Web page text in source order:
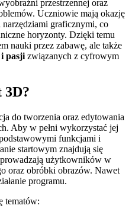
przestrzennej oraz
Uczniowie mają okazję
graficznymi, co
horyzonty. Dzięki temu
nauki przez zabawę, ale także
pasji związanych z cyfrowym
3D?
do tworzenia oraz edytowania
Aby w pełni wykorzystać jej
funkcjami i
startowym znajdują się
użytkowników w
oraz obróbki obrazów. Nawet
programu.
tematów: